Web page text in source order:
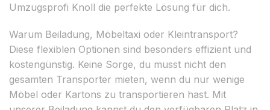
Umzugsprofi Knoll die perfekte Lösung für dich.
Warum Beiladung, Möbeltaxi oder Kleintransport?
Diese flexiblen Optionen sind besonders effizient und
kostengünstig. Keine Sorge, du musst nicht den
gesamten Transporter mieten, wenn du nur wenige
Möbel oder Kartons zu transportieren hast. Mit